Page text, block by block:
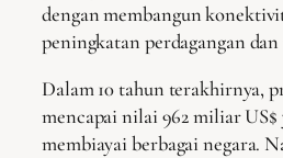
dengan membangun
peningkatan perdagangan dan
Dalam 10 tahun terakhirnya,
mencapai nilai 962 miliar US$
membiayai berbagai negara.